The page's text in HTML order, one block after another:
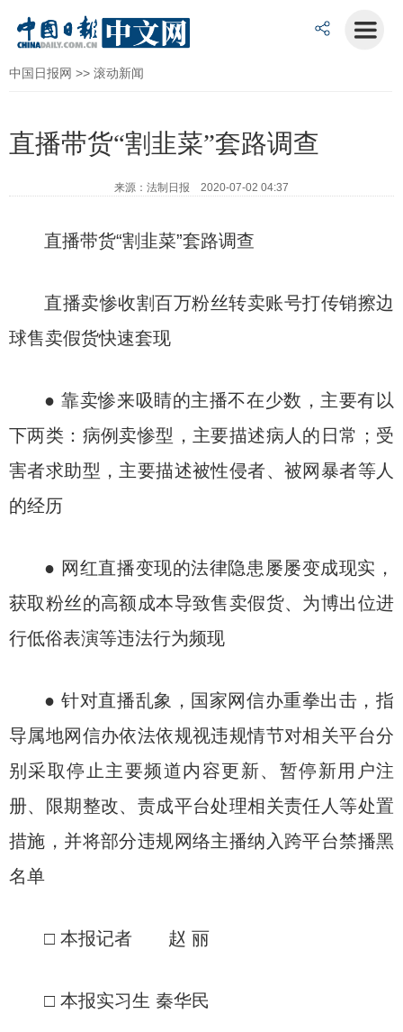
中国日报网 >> 滚动新闻
直播带货“割韭菜”套路调查
来源：法制日报 2020-07-02 04:37
直播带货“割韭菜”套路调查
直播卖惨收割百万粉丝转卖账号打传销擦边
球售卖假货快速套现
● 靠卖惨来吸睛的主播不在少数，主要有以
下两类：病例卖惨型，主要描述病人的日常；受
害者求助型，主要描述被性侵者、被网暴者等人
的经历
● 网红直播变现的法律隐患屡屡变成现实，
获取粉丝的高额成本导致售卖假货、为博出位进
行低俗表演等违法行为频现
● 针对直播乱象，国家网信办重拳出击，指
导属地网信办依法依规视违规情节对相关平台分
别采取停止主要频道内容更新、暂停新用户注
册、限期整改、责成平台处理相关责任人等处置
措施，并将部分违规网络主播纳入跨平台禁播黑
名单
□ 本报记者 赵 丽
□ 本报实习生 秦华民